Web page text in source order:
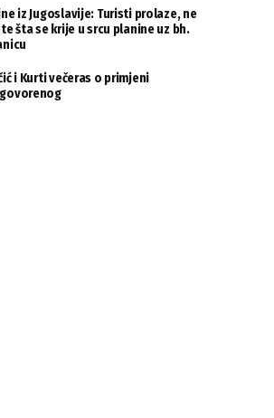
iz Jugoslavije: Turisti prolaze, ne
šta se krije u srcu planine uz bh.
i Kurti večeras o primjeni